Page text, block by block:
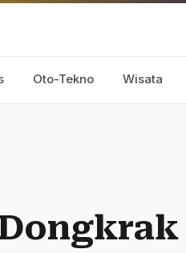
Oto-Tekno Wisata